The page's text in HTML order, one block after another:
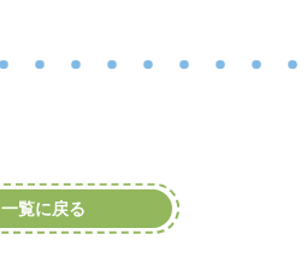
一覧に戻る